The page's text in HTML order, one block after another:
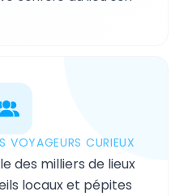
VOYAGEURS CURIEUX
des milliers de lieux
locaux et pépites